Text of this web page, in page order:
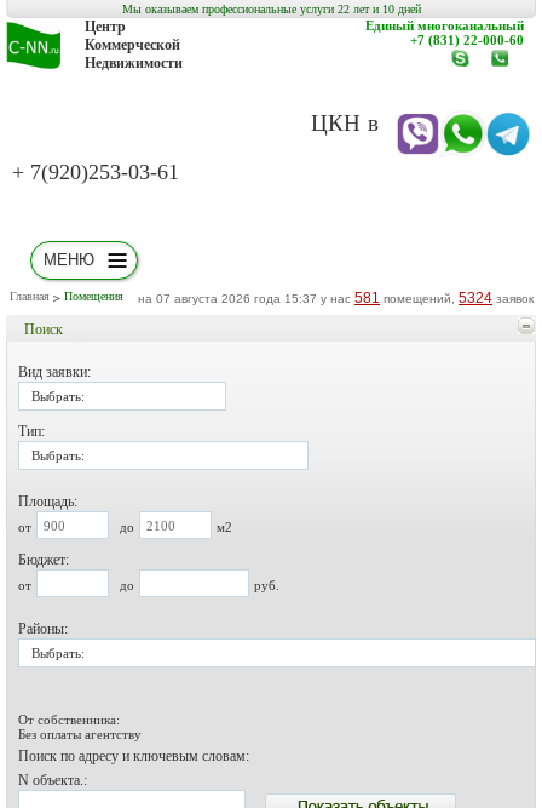
Мы оказываем профессиональные услуги 22 лет и 10 дней
Центр
Коммерческой
Недвижимости
ЦКН в
+ 7(920)253-03-61
Единый многоканальный
+7 (831) 22-000-60
www.c-
МЕНЮ
Главная Помещения на 07 августа 2026 года 15:37 у нас 581 помещений, 5324 заявок
Поиск
Вид заявки:
Выбрать:
Тип:
Выбрать:
Площадь:
от до м2
Бюджет:
от до руб.
Районы:
Выбрать:
От собственника:
Без оплаты агентству
Поиск по адресу и ключевым словам:
N объекта.: